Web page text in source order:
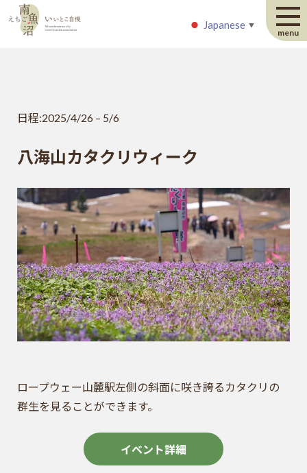
Japanese ▼
Japanese ▼
menu
日程:2025/4/26– 5/6
八海山カタクリウィーク
ロープウェー山麓駅左側の斜面に咲き誇るカタクリの
群生を見ることができます。
イベント詳細